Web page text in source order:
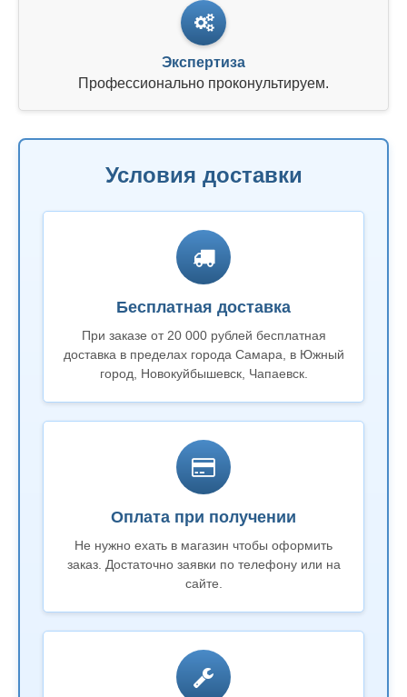
Экспертиза
Профессионально проконультируем.
Условия доставки
Бесплатная доставка
При заказе от 20 000 рублей бесплатная
доставка в пределах города Самара, в Южный
город, Новокуйбышевск, Чапаевск.
Оплата при получении
Не нужно ехать в магазин чтобы оформить
заказ. Достаточно заявки по телефону или на
сайте.